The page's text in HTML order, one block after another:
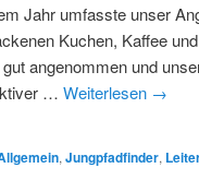
Jahr umfasste unser
Kuchen, Kaffee
angenommen und
… Weiterlesen →
, Jungpfadfinder,